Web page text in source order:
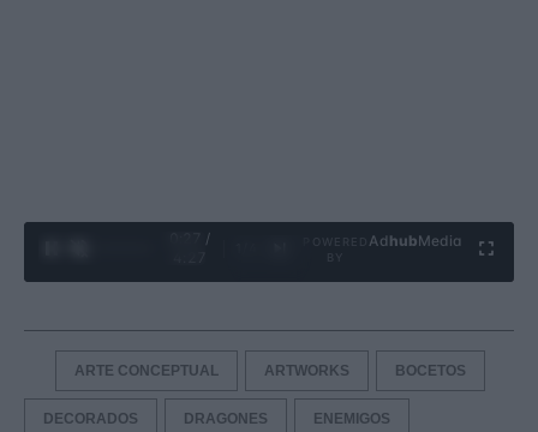
0:28 /
Ad hubMedia
ARTE CONCEPTUAL ARTWORKS BOCETOS
DECORADOS DRAGONES ENEMIGOS